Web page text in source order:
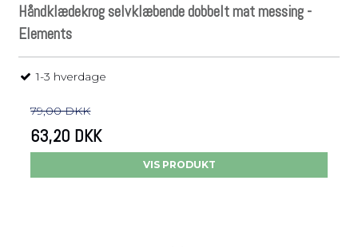
Håndklædekrog selvklæbende dobbelt mat messing -
Elements
1-3 hverdage
79,00 DKK
63,20 DKK
VIS PRODUKT